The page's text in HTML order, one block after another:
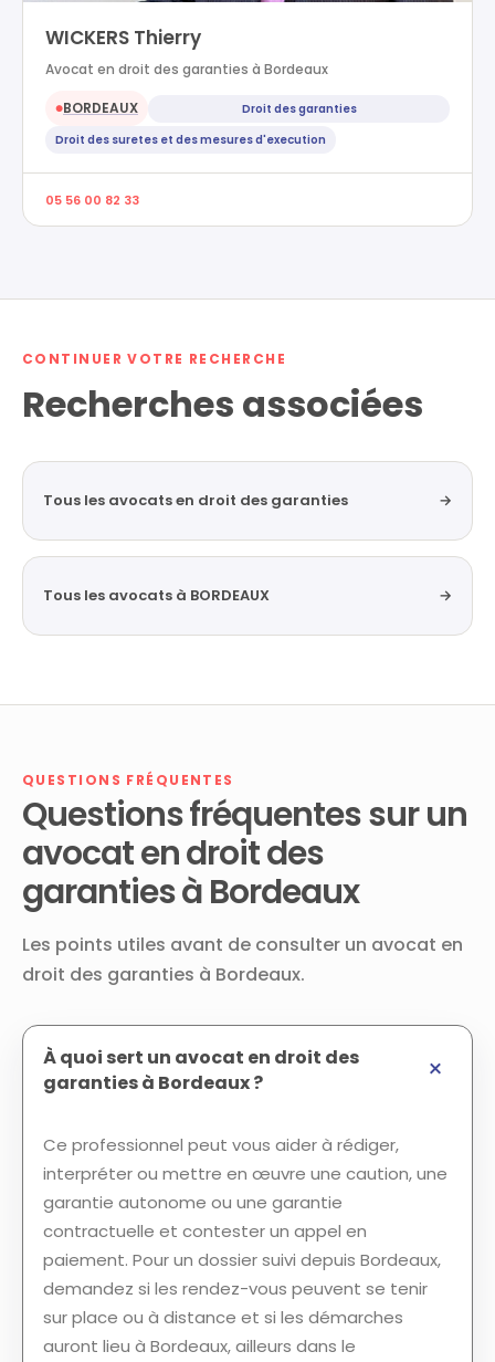
WICKERS Thierry
Avocat en droit des garanties à Bordeaux
●BORDEAUX
Droit des garanties
Droit des suretes et des mesures d'execution
05 56 00 82 33
CONTINUER VOTRE RECHERCHE
Recherches associées
Tous les avocats en droit des garanties →
Tous les avocats à BORDEAUX →
QUESTIONS FRÉQUENTES
Questions fréquentes sur un
avocat en droit des
garanties à Bordeaux
Les points utiles avant de consulter un avocat en
droit des garanties à Bordeaux.
À quoi sert un avocat en droit des
garanties à Bordeaux ?
Ce professionnel peut vous aider à rédiger,
interpréter ou mettre en œuvre une caution, une
garantie autonome ou une garantie
contractuelle et contester un appel en
paiement. Pour un dossier suivi depuis Bordeaux,
demandez si les rendez-vous peuvent se tenir
sur place ou à distance et si les démarches
auront lieu à Bordeaux, ailleurs dans le